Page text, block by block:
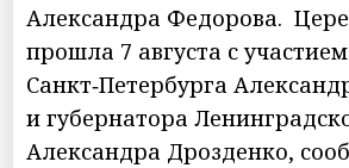
Александра Федорова.
прошла 7 августа с
Санкт‑Петербурга
и губернатора
Александра Дрозденко,